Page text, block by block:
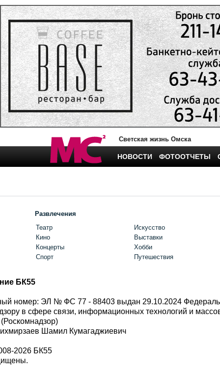
Светская жизнь Омска
НОВОСТИ ФОТООТЧЕТЫ
Развлечения
Театр
Кино
Концерты
Спорт
Искусство
Выставки
Хобби
Путешествия
БК55
номер: ЭЛ № ФС 77 - 88403 выдан 29.10.2024
в сфере связи, информационных технологий и
Шамил Кумагаджиевич
2026 БК55